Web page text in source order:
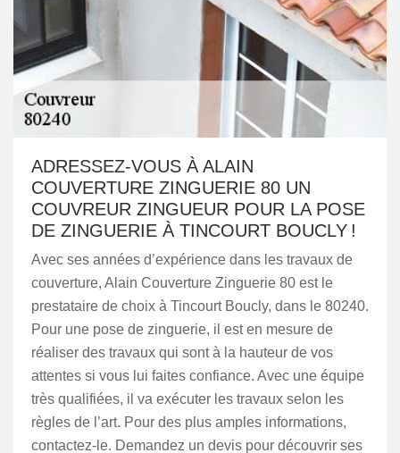
ADRESSEZ-VOUS À ALAIN
COUVERTURE ZINGUERIE 80 UN
COUVREUR ZINGUEUR POUR LA POSE
DE ZINGUERIE À TINCOURT BOUCLY !
Avec ses années d’expérience dans les travaux de
couverture, Alain Couverture Zinguerie 80 est le
prestataire de choix à Tincourt Boucly, dans le 80240.
Pour une pose de zinguerie, il est en mesure de
réaliser des travaux qui sont à la hauteur de vos
attentes si vous lui faites confiance. Avec une équipe
très qualifiées, il va exécuter les travaux selon les
règles de l’art. Pour des plus amples informations,
contactez-le. Demandez un devis pour découvrir ses